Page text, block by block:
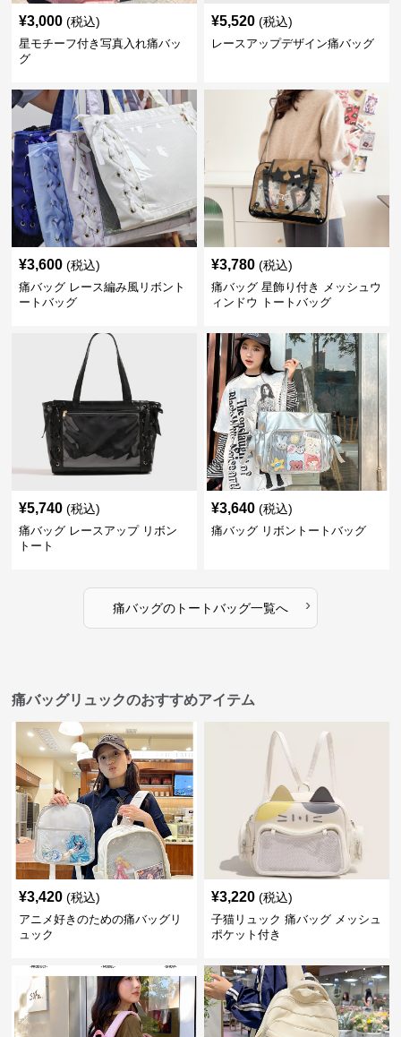
¥3,000 (税込)
星モチーフ付き写真入れ痛バッ
グ
¥5,520 (税込)
レースアップデザイン痛バッグ
¥3,600 (税込)
痛バッグ レース編み風リボント
ートバッグ
¥3,780 (税込)
痛バッグ 星飾り付き メッシュウ
ィンドウ トートバッグ
¥5,740 (税込)
痛バッグ レースアップ リボン
トート
¥3,640 (税込)
痛バッグ リボントートバッグ
痛バッグのトートバッグ一覧へ ›
痛バッグリュックのおすすめアイテム
¥3,420 (税込)
アニメ好きのための痛バッグリ
ュック
¥3,220 (税込)
子猫リュック 痛バッグ メッシュ
ポケット付き